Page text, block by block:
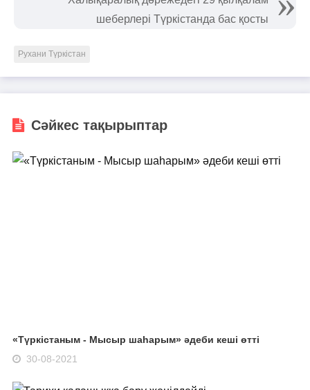
шеберлері Түркістанда бас қосты
Рухани Түркістан
Сәйкес тақырыптар
«Түркістаным - Мысыр шаһарым» әдеби кеші өтті
30-08-2021